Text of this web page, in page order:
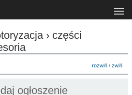
› części
rozwiń / zwiń